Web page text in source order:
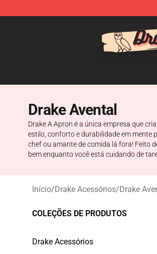
Drake Avental
Drake A Apron é a única empresa que
estilo, conforto e durabilidade em mente
chef ou amante de comida lá fora! Feito
bem enquanto você está cuidando de
Início/Drake Acessórios/Drake
COLEÇÕES DE PRODUTOS
Drake Acessórios